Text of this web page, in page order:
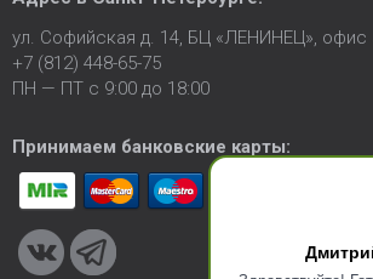
ул. Софийская д. 14, БЦ «ЛЕНИНЕЦ», офис
+7 (812) 448-65-75
ПН — ПТ с 9:00 до 18:00
Принимаем банковские карты: